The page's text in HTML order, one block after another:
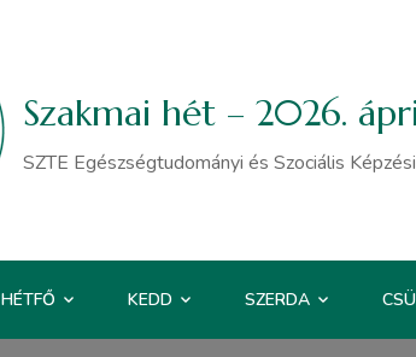
Szakmai hét – 2026.
SZTE Egészségtudományi és Szociális
HÉTFŐ KEDD SZERDA